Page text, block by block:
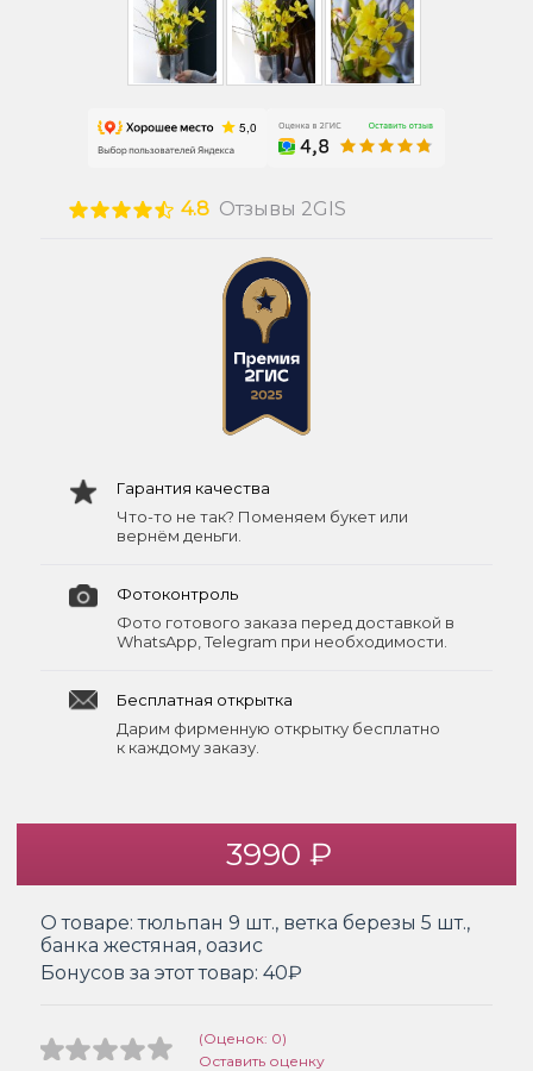
4.8 Отзывы 2GIS
Гарантия качества
Что-то не так? Поменяем букет или
вернём деньги.
Фотоконтроль
Фото готового заказа перед доставкой в
WhatsApp, Telegram при необходимости.
Бесплатная открытка
Дарим фирменную открытку бесплатно
к каждому заказу.
3990 ₽
О товаре:тюльпан 9 шт., ветка березы 5 шт.,
банка жестяная, оазис
Бонусов за этот товар: 40₽
(Оценок: 0)
Оставить оценку